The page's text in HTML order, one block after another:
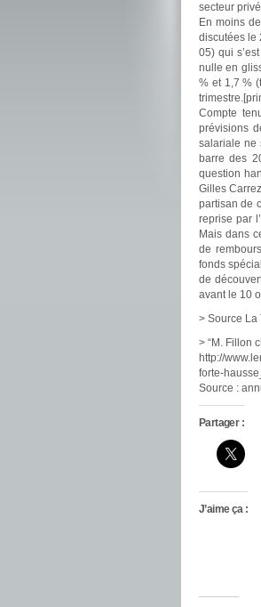
secteur
En moins
discutées le
05) qui
nulle en
% et 1,7 %
trimestre.
Compte
prévisions
salariale ne
barre des
question
Gilles
partisan de
reprise par
Mais dans
de
fonds
de
avant le 10
> Source La
> “M. Fillon
http://
forte-
Source :
Partager :
J’aime ça :